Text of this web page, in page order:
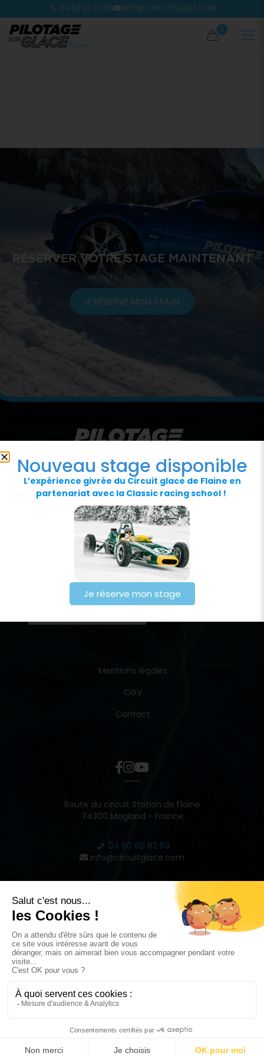
04 50 90 82 59 INFO@CIRCUITGLACE.COM
0
RÉSERVER VOTRE STAGE MAINTENANT
JE RÉSERVE MON STAGE
NOS PARTENAIRES
Mentions légales
CGV
Contact
Route du circuit Station de Flaine
74300 Magland - France
04 50 90 82 59
info@circuitglace.com
2022 © CIRCUIT GLACE DE FLAINE - RÉALISÉ PAR INSPIRE
Nouveau stage disponible
L’expérience givrée du Circuit glace de Flaine en
partenariat avec la Classic racing school !
Je réserve mon stage